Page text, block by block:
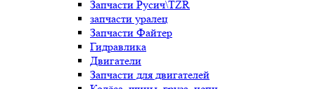
Запчасти Русич\TZR
запчасти уралец
Запчасти Файтер
Гидравлика
Двигатели
Запчасти для двигателей